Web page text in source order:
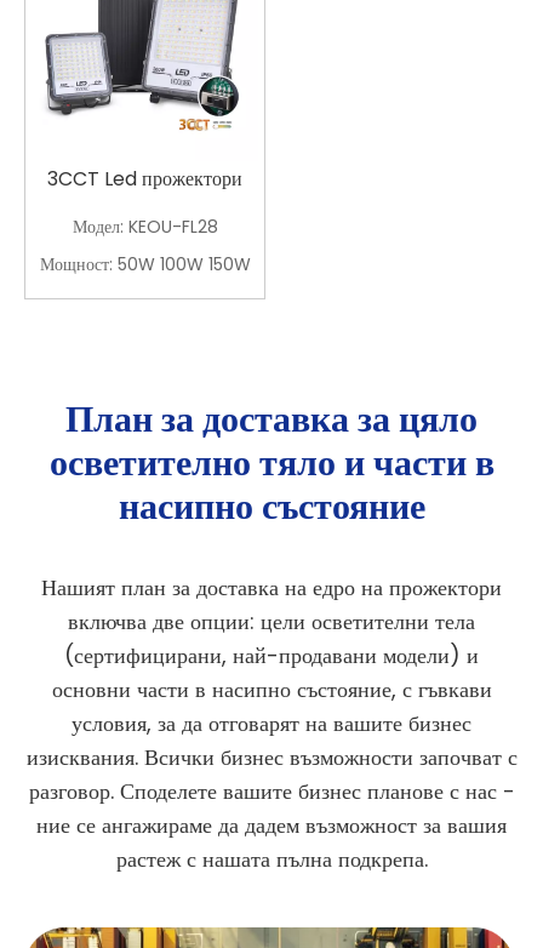
3CCT Led прожектори
Модел: KEOU-FL28
Мощност: 50W 100W 150W
План за доставка за цяло
осветително тяло и части в
насипно състояние
Нашият план за доставка на едро на прожектори
включва две опции: цели осветителни тела
(сертифицирани, най-продавани модели) и
основни части в насипно състояние, с гъвкави
условия, за да отговарят на вашите бизнес
изисквания. Всички бизнес възможности започват с
разговор. Споделете вашите бизнес планове с нас -
ние се ангажираме да дадем възможност за вашия
растеж с нашата пълна подкрепа.